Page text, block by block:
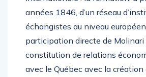
années 1846, d’un réseau
échangistes au niveau
participation directe de Molinari
constitution de relations
avec le Québec avec la création